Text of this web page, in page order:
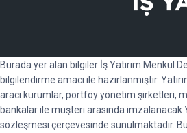
Burada yer alan bilgiler İş Yatırım Menkul
bilgilendirme amacı ile hazırlanmıştır.
aracı kurumlar, portföy yönetim şirketleri,
bankalar ile müşteri arasında imzalanacak
sözleşmesi çerçevesinde sunulmaktadır.